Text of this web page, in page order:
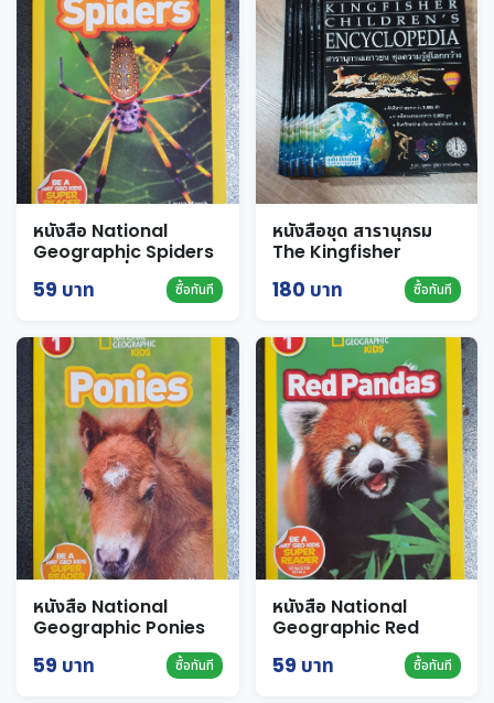
หนังสือ National
Geographic Spiders
นานาสาระ เกี่ยวกับ
แมงมุม
59 บาท ซื้อทันที
หนังสือชุด สารานุกรม
The Kingfisher
Encyclopedia
ความรู้สู่โลกกว้าง
180 บาท ซื้อทันที
หนังสือ National
Geographic Ponies
59 บาท ซื้อทันที
หนังสือ National
Geographic Red
59 บาท ซื้อทันที